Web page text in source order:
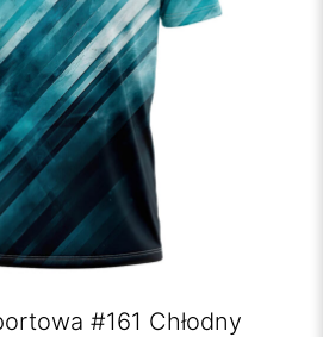
#161 Chłodny